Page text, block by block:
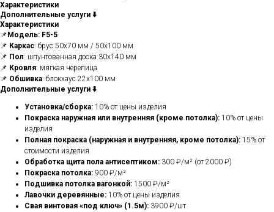
Характеристики
Дополнительные услуги ⬇️
Характеристики
📌 Модель: F5-5
📌 Каркас: брус 50х70 мм / 50х100 мм
📌 Пол: шпунтованная доска 30х140 мм
📌 Кровля: мягкая черепица
📌 Обшивка: блокхаус 22х100 мм
Дополнительные услуги ⬇️
Установка/сборка: 10% от цены изделия
Покраска наружная или внутренняя (кроме потолка): 10% от цены
изделия
Полная покраска (наружная и внутренняя, кроме потолка): 15% от
стоимости изделия
Обработка щита пола антисептиком: 300 ₽/м² (от 2000 ₽)
Покраска потолка: 900 ₽/м²
Подшивка потолка вагонкой: 1500 ₽/м²
Лавочки деревянные: 10% от цены изделия
Свая винтовая «под ключ» (1.5м): 3900 ₽/шт.